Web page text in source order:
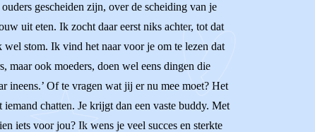
gescheiden zijn, over de scheiding van je
uit eten. Ik zocht daar eerst niks achter, tot dat
stom. Ik vind het naar voor je om te lezen dat
ook moeders, doen wel eens dingen die
Of te vragen wat jij er nu mee moet? Het
chatten. Je krijgt dan een vaste buddy. Met
iets voor jou? Ik wens je veel succes en sterkte